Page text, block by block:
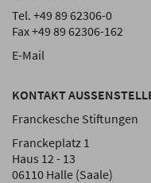
Tel. +49 89 62306-0
Fax +49 89 62306-162
E-Mail
KONTAKT
Franckesche Stiftungen
Franckeplatz 1
Haus 12 - 13
06110 Halle (Saale)